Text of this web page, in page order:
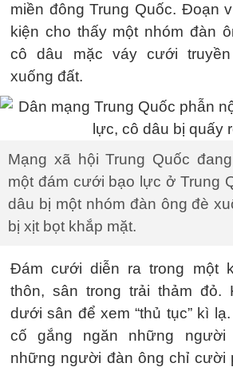
miền đông Trung Quốc. Đoạn
kiện cho thấy một nhóm đàn
cô dâu mặc váy cưới
xuống đất.
Mạng xã hội Trung Quốc
một đám cưới bạo lực ở Trung
dâu bị một nhóm đàn ông đè
bị xịt bọt khắp mặt.
Đám cưới diễn ra trong một
thôn, sân trong trải thảm đỏ.
dưới sân để xem “thủ tục” kì
cố gắng ngăn những người
những người đàn ông chỉ cười